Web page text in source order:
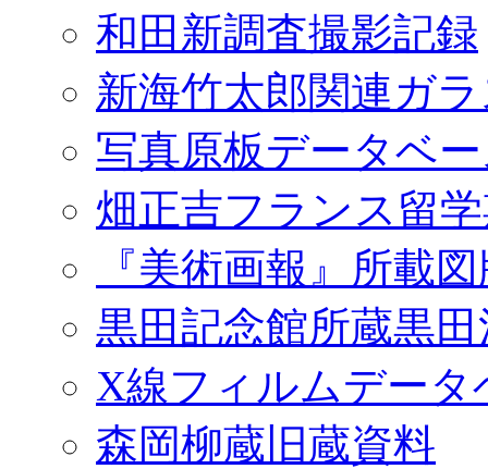
和田新調査撮影記録
新海竹太郎関連ガ
写真原板データベ
畑正吉フランス留
『美術画報』所載
黒田記念館所蔵黒
X線フィルムデータ
森岡柳蔵旧蔵資料